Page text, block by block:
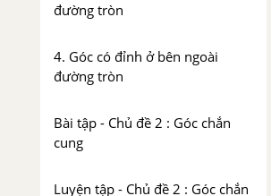
đường tròn
4. Góc có đỉnh ở bên ngoài
đường tròn
Bài tập - Chủ đề 2 : Góc chắn
cung
Luyện tập - Chủ đề 2 : Góc chắn